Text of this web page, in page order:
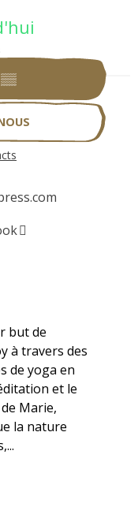
▒▒
but de
à travers des
de yoga en
et le
Marie,
la nature